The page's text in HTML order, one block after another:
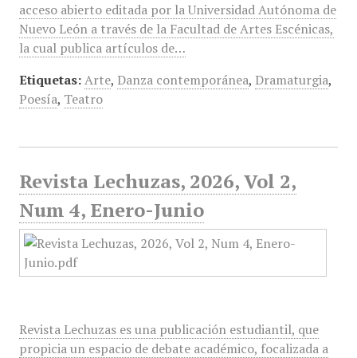
acceso abierto editada por la Universidad Autónoma de
Nuevo León a través de la Facultad de Artes Escénicas,
la cual publica artículos de…
Etiquetas: Arte, Danza contemporánea, Dramaturgia,
Poesía, Teatro
Revista Lechuzas, 2026, Vol 2,
Num 4, Enero-Junio
Revista Lechuzas es una publicación estudiantil, que
propicia un espacio de debate académico, focalizada a